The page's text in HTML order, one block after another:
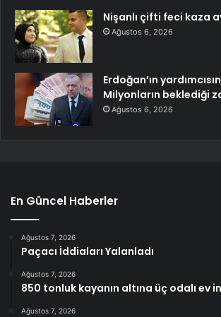
Nişanlı çifti feci kaza
Ağustos 6, 2026
Erdoğan’ın
Milyonların beklediği
Ağustos 6, 2026
En Güncel Haberler
Ağustos 7, 2026
Paçacı İddiaları Yalanladı
Ağustos 7, 2026
850 tonluk kayanın altına üç odalı ev
Ağustos 7, 2026